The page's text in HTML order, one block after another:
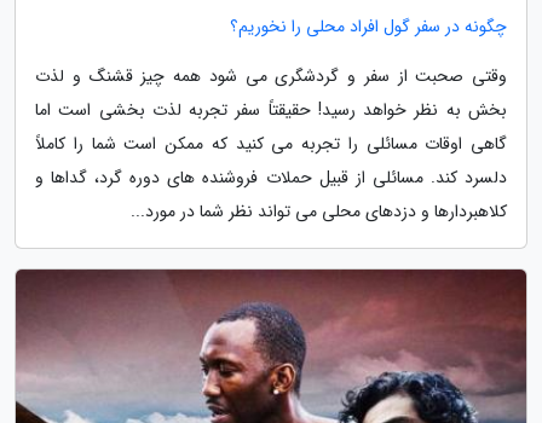
چگونه در سفر گول افراد محلی را نخوریم؟
وقتی صحبت از سفر و گردشگری می شود همه چیز قشنگ و لذت
بخش به نظر خواهد رسید! حقیقتاً سفر تجربه لذت بخشی است اما
گاهی اوقات مسائلی را تجربه می کنید که ممکن است شما را کاملاً
دلسرد کند. مسائلی از قبیل حملات فروشنده های دوره گرد، گداها و
کلاهبردارها و دزدهای محلی می تواند نظر شما در مورد...